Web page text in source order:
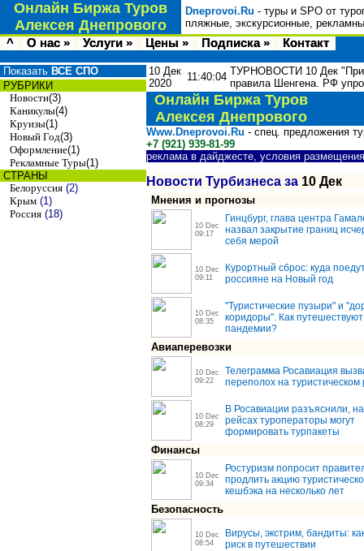
Онлайн Биржа Туров
Алексея Днепрового
Dneprovoi.Ru - туры и SPO от
пляжные, экскурсионные,
^ О нас » Услуги » Цены » Подписка » Контакт
Показать ВСЕ СПО
РУБРИКИ
Новости(3)
Каникулы(4)
Круизы(1)
Новый Год(3)
Оформление(1)
Рекламные Туры(1)
СТРАНЫ
Белоруссия (2)
Крым (1)
Россия (18)
10 Дек
2020
11:40:04 ТУРНОВОСТИ 10 Дек
правила Шенгена. РФ
Онлайн Биржа Туров
Алексея Днепрового
Www.Dneprovoi.Ru - спец. предложения
+7 (921) 939-81-99
реклама в дайджесте, условия размещения
Новости Турбизнеса за 10 Дек
Мнения и прогнозы
10 Dec
09:17
Гинцбург, глава центра
назвал закрытие границ
себя мерой
10 Dec
09:11
Курортный сброс: куда
россияне на Новый год
10 Dec
08:35
"Туристические пузыри" и
коридоры". Как
пандемии?
Авиаперевозки
10 Dec
09:22
Телеграмма Росавиация
переполох на туристическом
10 Dec
08:29
В Росавиации разъяснили, на
рейсах туроператоры могут
формировать турпакеты
Финансы
10 Dec
09:34
Ростуризм попросит
продлить акцию
кешбэка на несколько лет
Безопасность
10 Dec
08:54
Вирусы, экстрим, бандиты:
риск в путешествии